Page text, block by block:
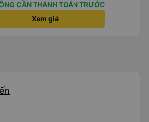
CẦN THANH TOÁN TRƯỚC
Xem giá